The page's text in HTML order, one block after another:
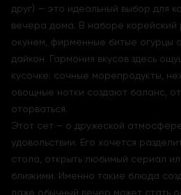
друг) — это идеальный выбор для
вечера дома. В наборе корейский
окунем, фирменные битые огурцы
дайкон. Гармония вкусов здесь
кусочке: сочные морепродукты,
овощные нотки создают баланс,
оторваться.
Этот сет – о дружеской
удовольствии. Его хочется
стола, открыть любимый сериал
близкими. Именно такие блюда
даже обычный вечер может стать